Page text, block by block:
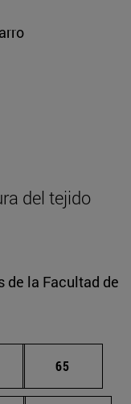
del tejido
de la Facultad de
Páginas intermedias
Página
65